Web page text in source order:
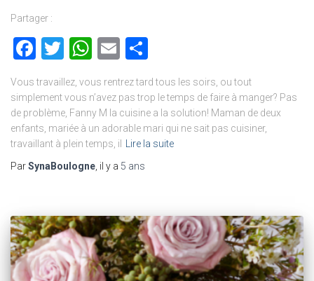
Partager :
Facebook
TwitterWhatsApp
Email
Vous travaillez, vous rentrez tard tous les soirs, ou tout
simplement vous n’avez pas trop le temps de faire à manger? Pas
de problème, Fanny M la cuisine a la solution! Maman de deux
enfants, mariée à un adorable mari qui ne sait pas cuisiner,
travaillant à plein temps, il
Lire la suite
ParSynaBoulogne, il y a 5 ans